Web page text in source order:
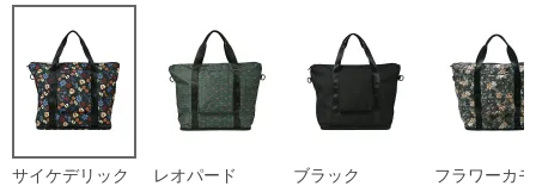
サイケデリック
レオパード ブラック
フラワーカ